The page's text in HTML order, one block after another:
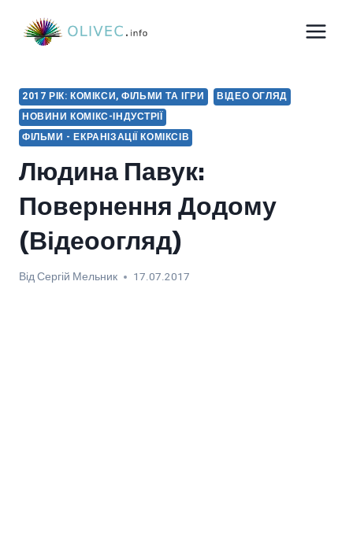
2017 РІК: КОМІКСИ, ФІЛЬМИ ТА ІГРИ
ВІДЕО ОГЛЯД
НОВИНИ КОМІКС-ІНДУСТРІЇ
ФІЛЬМИ - ЕКРАНІЗАЦІЇ КОМІКСІВ
Людина Павук:
Повернення Додому
(відеоогляд)
ВідСергій Мельник 17.07.2017